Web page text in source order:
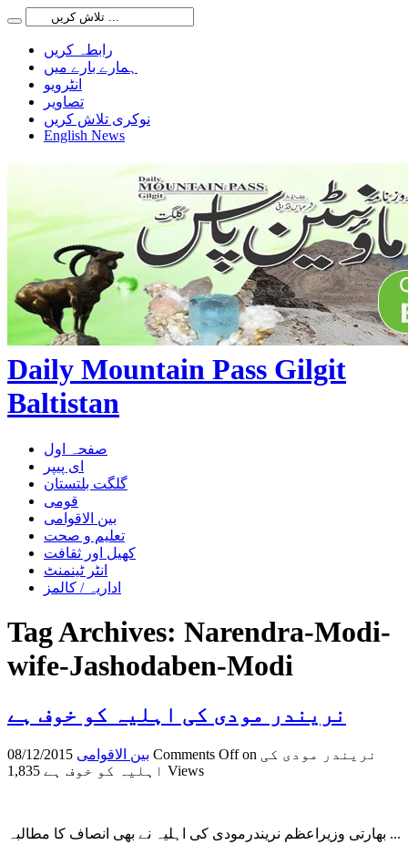
رابطہ کریں
ہمارے بارے میں
انٹرویو
تصاویر
نوکری تلاش کریں
English News
Daily Mountain Pass Gilgit
Baltistan
صفحہ اول
ای پیپر
گلگت بلتستان
قومی
بین الاقوامی
تعلیم و صحت
کھیل اور ثقافت
انٹر ٹینمنٹ
اداریہ / کالمز
Tag Archives: Narendra-Modi-
wife-Jashodaben-Modi
نریندر مودی کی اہلیہ کو خوف ہے
08/12/2015 بین الاقوامی Comments Offon نریندر مودی کی
اہلیہ کو خوف ہے 1,835 Views
بھارتی وزیراعظم نریندرمودی کی اہلیہ نے بھی انصاف کا مطالبہ ...